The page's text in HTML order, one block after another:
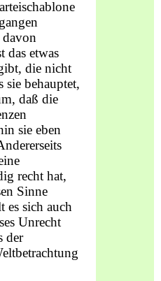
das etwas
die nicht
sie behauptet,
daß die
sie eben
recht hat,
Sinne
es sich auch
Unrecht
der